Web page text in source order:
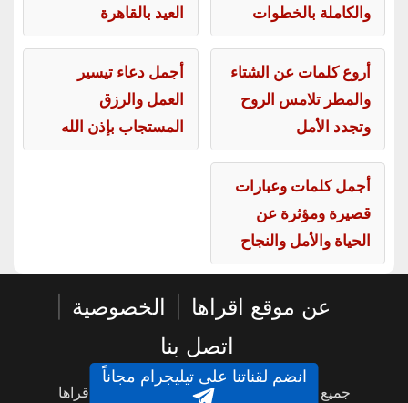
والكاملة بالخطوات
العيد بالقاهرة
أروع كلمات عن الشتاء
والمطر تلامس الروح
وتجدد الأمل
أجمل دعاء تيسير
العمل والرزق
المستجاب بإذن الله
أجمل كلمات وعبارات
قصيرة ومؤثرة عن
الحياة والأمل والنجاح
عن موقع اقراها الخصوصية
اتصل بنا
جميع الحقوق محفوظة © 2016 - 2026 - اقراها
انضم لقناتنا على تيليجرام مجاناً